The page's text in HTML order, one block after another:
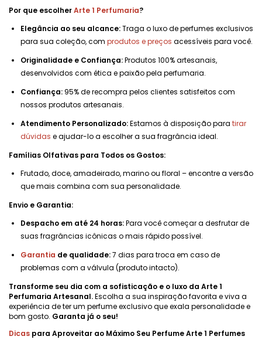
Por que escolherArte 1 Perfumaria?
Elegância ao seu alcance:Traga o luxo de perfumes exclusivos
para sua coleção, com produtos e preços acessíveis para você.
Originalidade e Confiança:Produtos 100% artesanais,
desenvolvidos com ética e paixão pela perfumaria.
Confiança: 95% de recompra pelos clientes satisfeitos com
nossos produtos artesanais.
Atendimento Personalizado:Estamos à disposição para tirar
dúvidas e ajudar-lo a escolher a sua fragrância ideal.
Famílias Olfativas para Todos os Gostos:
Frutado, doce, amadeirado, marino ou floral – encontre a versão
que mais combina com sua personalidade.
Envio e Garantia:
Despacho em até 24 horas:Para você começar a desfrutar de
suas fragrâncias icônicas o mais rápido possível.
Garantia de qualidade:7 dias para troca em caso de
problemas com a válvula (produto intacto).
Transforme seu dia com a sofisticação e o luxo da Arte 1
Perfumaria Artesanal.Escolha a sua inspiração favorita e viva a
experiência de ter um perfume exclusivo que exala personalidade e
bom gosto. Garanta já o seu!
Dicas para Aproveitar ao Máximo Seu Perfume Arte 1 Perfumes